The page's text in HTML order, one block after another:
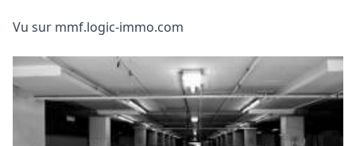
Vu sur mmf.logic-immo.com